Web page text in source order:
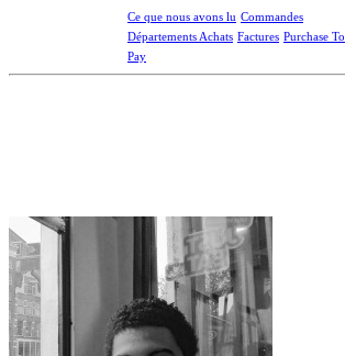
Ce que nous avons lu Commandes
Départements Achats Factures Purchase To
Pay